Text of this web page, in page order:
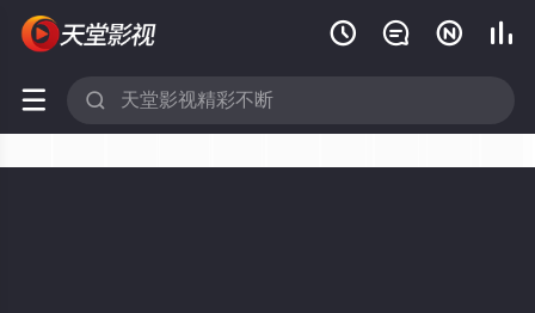
   
 